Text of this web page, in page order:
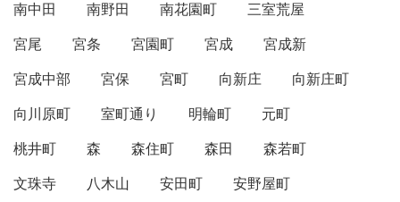
南中田
南野田 南花園町
三室荒屋
宮尾
宮条 宮園町 宮成
宮成新
宮成中部
宮保 宮町 向新庄
向新庄町
向川原町
室町通り 明輪町
元町
桃井町
森 森住町 森田
森若町
文珠寺
八木山 安田町 安野屋町